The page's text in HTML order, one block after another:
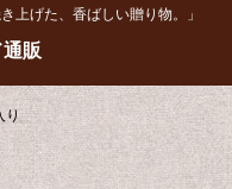
上げた、香ばしい贈り物。」
販
り